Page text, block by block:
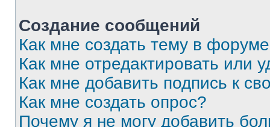
Создание сообщений
Как мне создать тему в
Как мне отредактировать или
Как мне добавить подпись к
Как мне создать опрос?
Почему я не могу добавить